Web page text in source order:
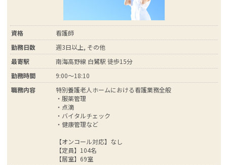
資格
看護師
勤務日数
週3日以上, その他
最寄駅
南海高野線 白鷺駅 徒歩15分
勤務時間
9:00～18:10
職務内容
特別養護老人ホームにおける看護業務全般
・服薬管理
・点滴
・バイタルチェック
・健康管理など
【オンコール対応】なし
【定員】104名
【居室】69室